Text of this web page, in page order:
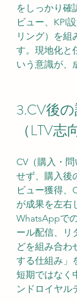
をしっかり確
ビュー、KPI
リング）を組
す。現地化と
いう意識が、
3.CV後
（LTV志
CV（購入・
せず、購入後
ビュー獲得、
が成果を左右
WhatsAppで
ール配信、リ
どを組み合わ
する仕組み」
短期ではなく
ンドロイヤル